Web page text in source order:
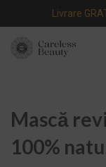
Livrare
Mască
100%